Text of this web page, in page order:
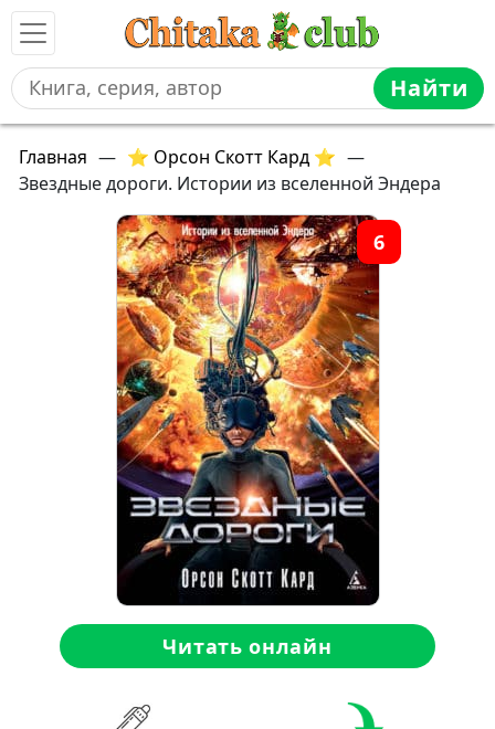
Найти
Главная — ⭐ Орсон Скотт Кард ⭐ —
Звездные дороги. Истории из вселенной Эндера
6
Читать онлайн